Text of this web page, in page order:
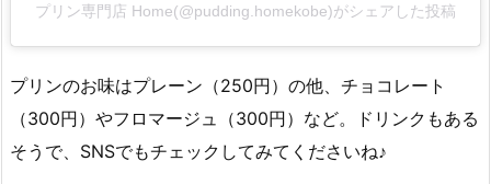
プリン専門店 Home(@pudding.homekobe)がシェアした投稿
プリンのお味はプレーン（250円）の他、チョコレート
（300円）やフロマージュ（300円）など。ドリンクもある
そうで、SNSでもチェックしてみてくださいね♪